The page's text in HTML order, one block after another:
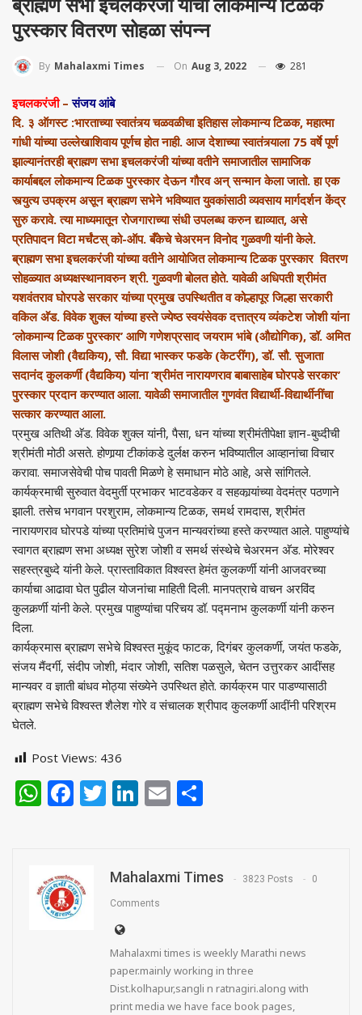
ब्राह्मण सभा इचलकरंजी यांचा लोकमान्य टिळक
पुरस्कार वितरण सोहळा संपन्न
By Mahalaxmi Times On Aug 3, 2022 281
इचलकरंजी–संजय आंबे
दि. ३ ऑगस्ट :भारताच्या स्वातंत्र्य चळवळीचा इतिहास लोकमान्य टिळक, महात्मा
गांधी यांच्या उल्लेखाशिवाय पूर्णच होत नाही. आज देशाच्या स्वातंत्र्याला 75 वर्षे पूर्ण
झाल्यानंतरही ब्राह्मण सभा इचलकरंजी यांच्या वतीने समाजातील सामाजिक
कार्याबद्दल लोकमान्य टिळक पुरस्कार देऊन गौरव अन् सन्मान केला जातो. हा एक
स्त्युत्य उपक्रम असून ब्राह्मण सभेने भविष्यात युवकांसाठी व्यवसाय मार्गदर्शन केंद्र
सुरु करावे. त्या माध्यमातून रोजगाराच्या संधी उपलब्ध करुन द्याव्यात, असे
प्रतिपादन विटा मर्चंटस् को-ऑप. बँकेचे चेअरमन विनोद गुळवणी यांनी केले.
ब्राह्मण सभा इचलकरंजी यांच्या वतीने आयोजित लोकमान्य टिळक पुरस्कार वितरण
सोहळ्यात अध्यक्षस्थानावरुन श्री. गुळवणी बोलत होते. यावेळी अधिपती श्रीमंत
यशवंतराव घोरपडे सरकार यांच्या प्रमुख उपस्थितीत व कोल्हापूर जिल्हा सरकारी
वकिल अ‍ॅड. विवेक शुक्ल यांच्या हस्ते ज्येष्ठ स्वयंसेवक दत्तात्रय व्यंकटेश जोशी यांना
‘लोकमान्य टिळक पुरस्कार’ आणि गणेशप्रसाद जयराम भांबे (औद्योगिक), डॉ. अमित
विलास जोशी (वैद्यकिय), सौ. विद्या भास्कर फडके (केटरींग), डॉ. सौ. सुजाता
सदानंद कुलकर्णी (वैद्यकिय) यांना ’श्रीमंत नारायणराव बाबासाहेब घोरपडे सरकार’
पुरस्कार प्रदान करण्यात आला. यावेळी समाजातील गुणवंत विद्यार्थी-विद्यार्थीनींचा
सत्कार करण्यात आला.
प्रमुख अतिथी अ‍ॅड. विवेक शुक्ल यांनी, पैसा, धन यांच्या श्रीमंतीपेक्षा ज्ञान-बुध्दीची
श्रीमंती मोठी असते. होणार्‍या टीकांकडे दुर्लक्ष करुन भविष्यातील आव्हानांचा विचार
करावा. समाजसेवेची पोच पावती मिळणे हे समाधान मोठे आहे, असे सांगितले.
कार्यक्रमाची सुरुवात वेदमुर्ती प्रभाकर भाटवडेकर व सहकार्‍यांच्या वेदमंत्र पठणाने
झाली. तसेच भगवान परशुराम, लोकमान्य टिळक, समर्थ रामदास, श्रीमंत
नारायणराव घोरपडे यांच्या प्रतिमांचे पुजन मान्यवरांच्या हस्ते करण्यात आले. पाहुण्यांचे
स्वागत ब्राह्मण सभा अध्यक्ष सुरेश जोशी व समर्थ संस्थेचे चेअरमन अ‍ॅड. मोरेश्‍वर
सहस्त्रबुध्दे यांनी केले. प्रास्ताविकात विश्‍वस्त हेमंत कुलकर्णी यांनी आजवरच्या
कार्याचा आढावा घेत पुढील योजनांचा माहिती दिली. मानपत्राचे वाचन अरविंद
कुलकर्र्णी यांनी केले. प्रमुख पाहुण्यांचा परिचय डॉ. पद्मनाभ कुलकर्णी यांनी करुन
दिला.
कार्यक्रमास ब्राह्मण सभेचे विश्‍वस्त मुकूंद फाटक, दिगंबर कुलकर्णी, जयंत फडके,
संजय मैंदर्गी, संदीप जोशी, मंदार जोशी, सतिश पळसुले, चेतन उत्तुरकर आदींसह
मान्यवर व ज्ञाती बांधव मोठ्या संख्येने उपस्थित होते. कार्यक्रम पार पाडण्यासाठी
ब्राह्मण सभेचे विश्‍वस्त शैलेश गोरे व संचालक श्रीपाद कुलकर्णी आदींनी परिश्रम
घेतले.
Post Views: 436
WhatsApp
Facebook
Twitter
LinkedIn
Email
Mahalaxmi Times 3823 Posts 0
Comments
Mahalaxmi times is weekly Marathi news
paper.mainly working in three
Dist.kolhapur,sangli n ratnagiri.along with
print media we have face book pages,